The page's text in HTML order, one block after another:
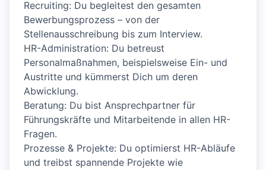
Recruiting: Du begleitest den gesamten
Bewerbungsprozess – von der
Stellenausschreibung bis zum Interview.
HR-Administration: Du betreust
Personalmaßnahmen, beispielsweise Ein- und
Austritte und kümmerst Dich um deren
Abwicklung.
Beratung: Du bist Ansprechpartner für
Führungskräfte und Mitarbeitende in allen HR-
Fragen.
Prozesse & Projekte: Du optimierst HR-Abläufe
und treibst spannende Projekte wie